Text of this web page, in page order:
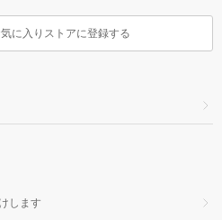
に入りストアに登録する
します